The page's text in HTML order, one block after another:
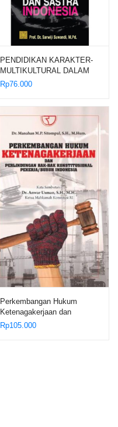
PENDIDIKAN KARAKTER-
MULTIKULTURAL DALAM
PEMBELAJARAN BAHASA
DAN SASTRA INDONESIA
Rp76.000
Perkembangan Hukum
Ketenagakerjaan dan
Perlindungan Hak-Hak
Konstitusional Pekerja/Buruh
Rp105.000